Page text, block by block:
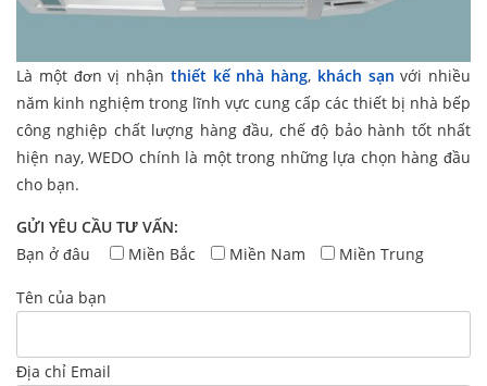
Là một đơn vị nhận thiết kế nhà hàng, khách sạn với nhiều
năm kinh nghiệm trong lĩnh vực cung cấp các thiết bị nhà bếp
công nghiệp chất lượng hàng đầu, chế độ bảo hành tốt nhất
hiện nay, WEDO chính là một trong những lựa chọn hàng đầu
cho bạn.
GỬI YÊU CẦU TƯ VẤN:
Bạn ở đâu
Miền Bắc Miền Nam Miền Trung
Tên của bạn
Địa chỉ Email